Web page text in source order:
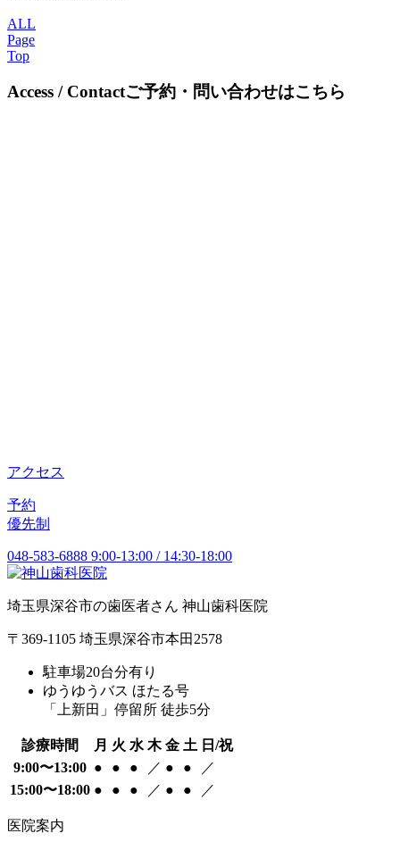
ALL
Page
Top
Access / Contactご予約・問い合わせはこちら
アクセス
予約
優先制
048-583-6888 9:00-13:00 / 14:30-18:00
埼玉県深谷市の歯医者さん 神山歯科医院
〒369-1105 埼玉県深谷市本田2578
駐車場20台分有り
ゆうゆうバス ほたる号
「上新田」停留所 徒歩5分
診療時間 月 火 水 木 金 土 日/祝
9:00〜13:00 ● ● ● ／ ● ●
／
15:00〜18:00 ● ● ● ／ ● ● ／
医院案内